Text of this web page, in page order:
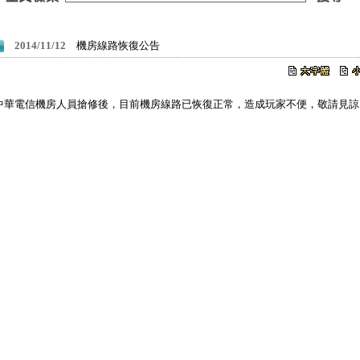
2014/11/12 機房線路恢復公告
華電信機房人員搶修後，目前機房線路已恢復正常，造成玩家不便，敬請見